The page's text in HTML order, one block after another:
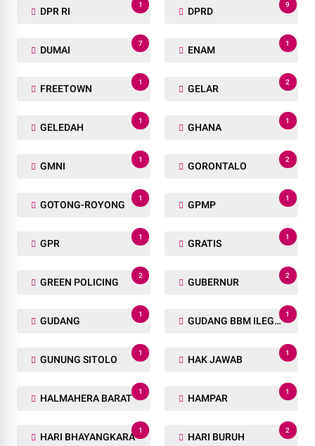
DPR RI
1
DPRD
9
DUMAI
7
ENAM
1
FREETOWN
1
GELAR
2
GELEDAH
1
GHANA
1
GMNI
1
GORONTALO
2
GOTONG-ROYONG
1
GPMP
1
GPR
1
GRATIS
1
GREEN POLICING
2
GUBERNUR
2
GUDANG
1
GUDANG BBM ILEGAL
1
GUNUNG SITOLO
1
HAK JAWAB
1
HALMAHERA BARAT
1
HAMPAR
1
HARI BHAYANGKARA
1
HARI BURUH
2